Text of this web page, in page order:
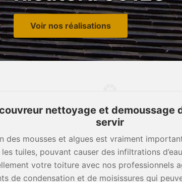
Voir nos réalisations
nettoyage et demoussage
servir
des mousses et algues est vraiment
les tuiles, pouvant causer des infiltrations
votre toiture avec nos professionnels
de condensation et de moisissures qui